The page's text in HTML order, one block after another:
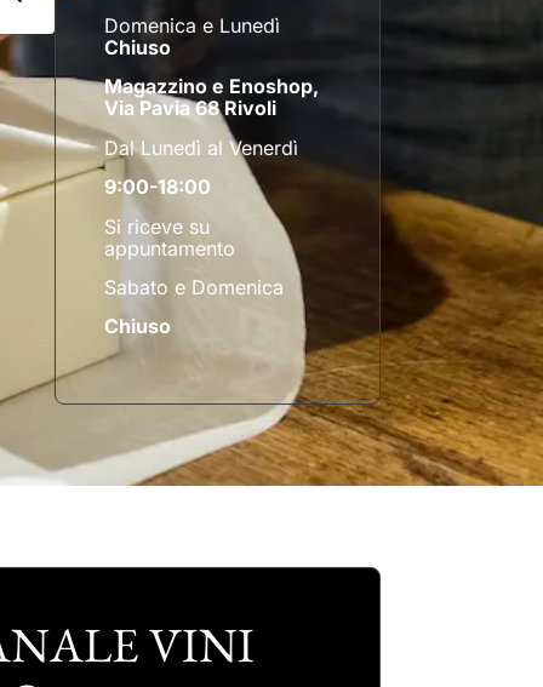
Domenica e Lunedì
Chiuso
Magazzino e Enoshop,
Via Pavia 68 Rivoli
Dal Lunedì al Venerdì
9:00-18:00
Si riceve su
appuntamento
Sabato e Domenica
Chiuso
VINI